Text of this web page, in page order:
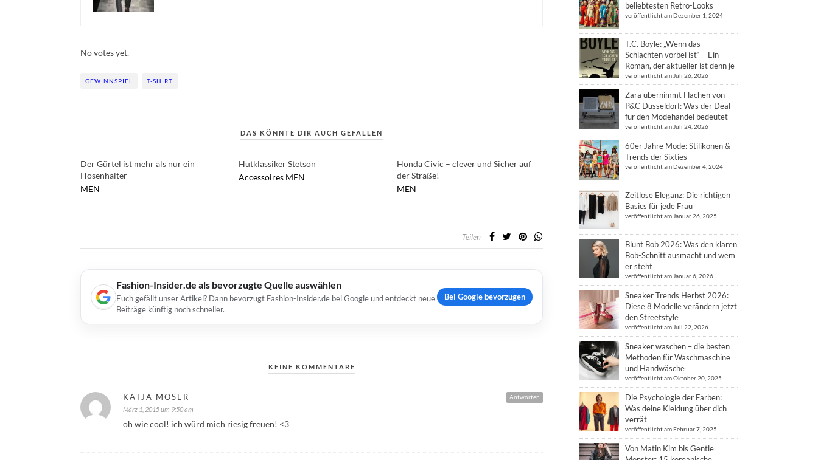
No votes yet.
GEWINNSPIEL T-SHIRT
DAS KÖNNTE DIR AUCH GEFALLEN
Der Gürtel ist mehr als nur ein
Hosenhalter
MEN
Hutklassiker Stetson
Accessoires MEN
Honda Civic – clever und Sicher auf
der Straße!
MEN
Teilen
Fashion-Insider.de als bevorzugte Quelle auswählen
Euch gefällt unser Artikel? Dann bevorzugt Fashion-Insider.de bei Google und entdeckt neue
Beiträge künftig noch schneller.
Bei Google bevorzugen
KEINE KOMMENTARE
Antworten
KATJA MOSER
März 1, 2015 um 9:50 am
oh wie cool! ich würd mich riesig freuen! <3
beliebtesten Retro-Looks
veröffentlicht am Dezember 1, 2024
T.C. Boyle: „Wenn das
Schlachten vorbei ist“ – Ein
Roman, der aktueller ist denn je
veröffentlicht am Juli 26, 2026
Zara übernimmt Flächen von
P&C Düsseldorf: Was der Deal
für den Modehandel bedeutet
veröffentlicht am Juli 24, 2026
60er Jahre Mode: Stilikonen &
Trends der Sixties
veröffentlicht am Dezember 4, 2024
Zeitlose Eleganz: Die richtigen
Basics für jede Frau
veröffentlicht am Januar 26, 2025
Blunt Bob 2026: Was den klaren
Bob-Schnitt ausmacht und wem
er steht
veröffentlicht am Januar 6, 2026
Sneaker Trends Herbst 2026:
Diese 8 Modelle verändern jetzt
den Streetstyle
veröffentlicht am Juli 22, 2026
Sneaker waschen – die besten
Methoden für Waschmaschine
und Handwäsche
veröffentlicht am Oktober 20, 2025
Die Psychologie der Farben:
Was deine Kleidung über dich
verrät
veröffentlicht am Februar 7, 2025
Von Matin Kim bis Gentle